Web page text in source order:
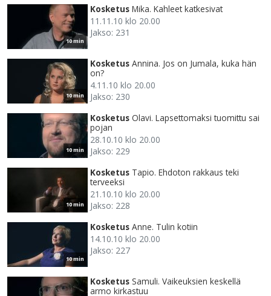
10 min
Kosketus Mika. Kahleet katkesivat
11.11.10 klo 20.00
Jakso: 231
10 min
Kosketus Annina. Jos on Jumala, kuka hän
on?
4.11.10 klo 20.00
Jakso: 230
10 min
Kosketus Olavi. Lapsettomaksi tuomittu sai
pojan
28.10.10 klo 20.00
Jakso: 229
10 min
Kosketus Tapio. Ehdoton rakkaus teki
terveeksi
21.10.10 klo 20.00
Jakso: 228
10 min
Kosketus Anne. Tulin kotiin
14.10.10 klo 20.00
Jakso: 227
Kosketus Samuli. Vaikeuksien keskellä
armo kirkastuu